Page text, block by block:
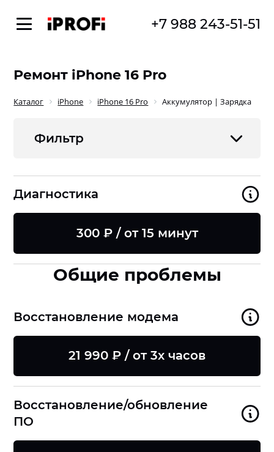
+7 988 243-51-51
Ремонт iPhone 16 Pro
Каталог iPhone iPhone 16 Pro Аккумулятор | Зарядка
Фильтр
Диагностика
300 ₽ / от 15 минут
Общие проблемы
Восстановление модема
21 990 ₽ / от 3х часов
Восстановление/обновление
ПО